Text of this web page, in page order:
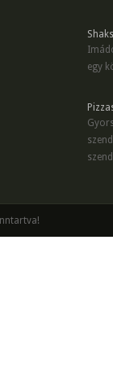
egy